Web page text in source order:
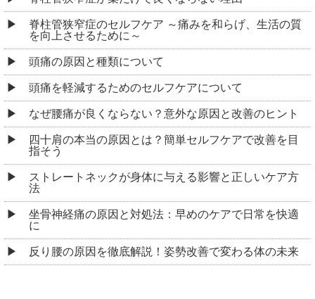
脊柱管狭窄症のセルフケア ～痛みを和らげ、生活の質
を向上させるために～
頭痛の原因と種類について
頭痛を軽減するためのセルフケアについて
なぜ腰痛が良くならない？意外な原因と改善のヒント
四十肩の本当の原因とは？簡単セルフケアで改善を目
指そう
ストレートネックが身体に与える影響と正しいケア方
法
坐骨神経痛の原因と対処法：早めのケアで日常を快適
に
反り腰の原因を徹底解説！姿勢改善で変わる体の未来